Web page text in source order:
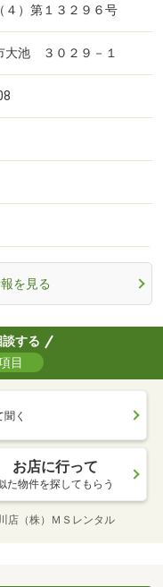
４）第１３２９６号
大池 ３０２９－１
を見る
する
目
聞く
お店に行って
た物件を探してもらう
店（株）ＭＳレンタル